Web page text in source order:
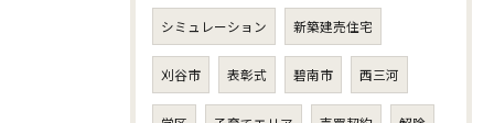
シミュレーション 新築建売住宅
刈谷市 表彰式 碧南市 西三河